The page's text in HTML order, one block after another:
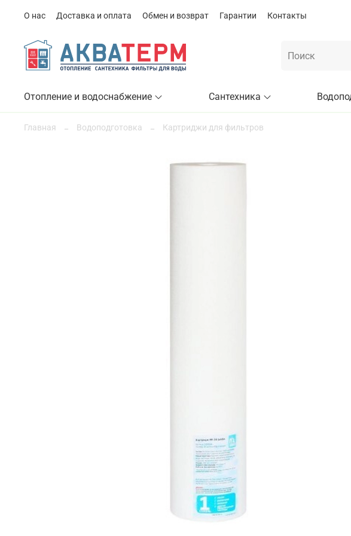
О нас Доставка и оплата Обмен и возврат Гарантии Контакты
Отопление и водоснабжение Сантехника
Главная Водоподготовка Картриджи для фильтров